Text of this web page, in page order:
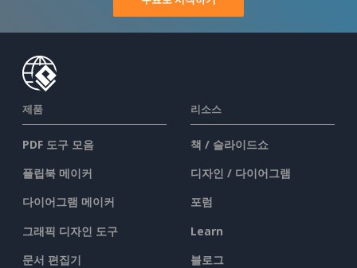
제품
PDF 도구 모음
플립북 메이커
다이어그램 메이커
그래픽 디자인 도구
문서 편집기
리소스
책 / 슬라이드쇼
디자인 / 다이어그램
포럼
Learn
블로그